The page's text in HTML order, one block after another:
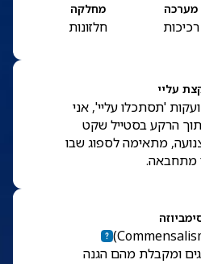
מערכה
רכיכות
מחלקה
חלזונות
עליי
'תסתכלו עליי', אני
הרקע בסטייל שקט
מתאימה לספוג שבו
מתחבאה.
)
ומקבלת מהם הגנה